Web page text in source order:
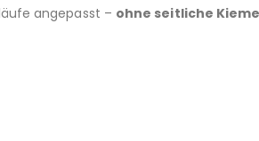
angepasst – ohne seitliche